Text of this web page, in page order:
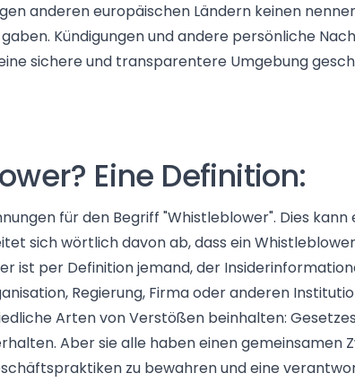
anderen europäischen Ländern keinen
Kündigungen und andere persönliche
sichere und transparentere Umgebung
Eine Definition:
für den Begriff "Whistleblower". Dies
sich wörtlich davon ab, dass ein
ist per Definition jemand, der
Regierung, Firma oder anderen
Arten von Verstößen beinhalten:
Aber sie alle haben einen gemeinsamen
zu bewahren und eine